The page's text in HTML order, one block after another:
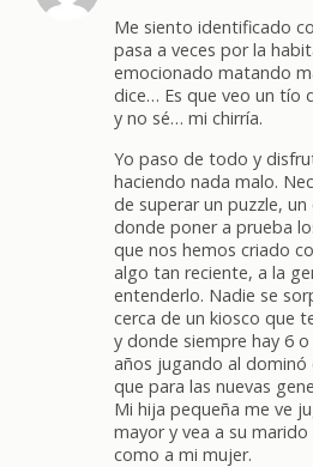
Me siento identificado
pasa a veces por la
emocionado matando
dice… Es que veo un tío
y no sé… mi chirría.
Yo paso de todo y
haciendo nada malo.
de superar un puzzle,
donde poner a prueba
que nos hemos criado
algo tan reciente, a la
entenderlo. Nadie se
cerca de un kiosco que
y donde siempre hay 6
años jugando al dominó
que para las nuevas
Mi hija pequeña me ve
mayor y vea a su
como a mi mujer.